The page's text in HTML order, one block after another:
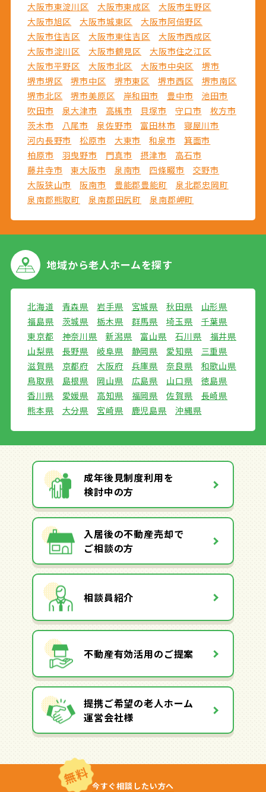
大阪市東淀川区
大阪市東成区
大阪市生野区
大阪市旭区
大阪市城東区
大阪市阿倍野区
大阪市住吉区
大阪市東住吉区
大阪市西成区
大阪市淀川区
大阪市鶴見区
大阪市住之江区
大阪市平野区
大阪市北区 大阪市中央区
堺市
堺市堺区
堺市中区 堺市東区 堺市西区
堺市南区
堺市北区
堺市美原区 岸和田市 豊中市
池田市
吹田市
泉大津市 高槻市 貝塚市 守口市
枚方市
茨木市
八尾市 泉佐野市 富田林市
寝屋川市
河内長野市
松原市 大東市 和泉市
箕面市
柏原市
羽曳野市 門真市 摂津市
高石市
藤井寺市
東大阪市 泉南市 四條畷市
交野市
大阪狭山市
阪南市 豊能郡豊能町
泉北郡忠岡町
泉南郡熊取町
泉南郡田尻町 泉南郡岬町
地域から老人ホームを探す
北海道 青森県 岩手県 宮城県 秋田県
山形県
福島県
茨城県 栃木県 群馬県 埼玉県
千葉県
東京都
神奈川県 新潟県 富山県 石川県
福井県
山梨県
長野県 岐阜県 静岡県 愛知県
三重県
滋賀県
京都府 大阪府 兵庫県 奈良県
和歌山県
鳥取県
島根県 岡山県 広島県 山口県
徳島県
香川県
愛媛県 高知県 福岡県 佐賀県
長崎県
熊本県
大分県 宮崎県 鹿児島県 沖縄県
成年後見制度利用を
検討中の方
入居後の不動産売却で
ご相談の方
相談員紹介
不動産有効活用のご提案
提携ご希望の老人ホーム
運営会社様
無料 今すぐ相談したい方へ